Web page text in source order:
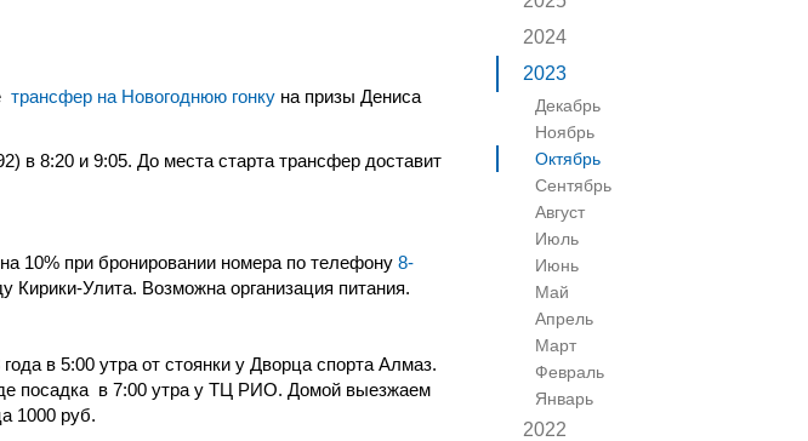
2024
2023
Декабрь
Ноябрь
Октябрь
Сентябрь
Август
Июль
Июнь
Май
Апрель
Март
Февраль
Январь
2022
трансфер на Новогоднюю гонку на призы Дениса
в 8:20 и 9:05. До места старта трансфер доставит
10% при бронировании номера по телефону 8-
Кирики-Улита. Возможна организация питания.
в 5:00 утра от стоянки у Дворца спорта Алмаз.
посадка в 7:00 утра у ТЦ РИО. Домой выезжаем
1000 руб.